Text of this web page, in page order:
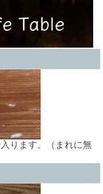
ります。（まれに無